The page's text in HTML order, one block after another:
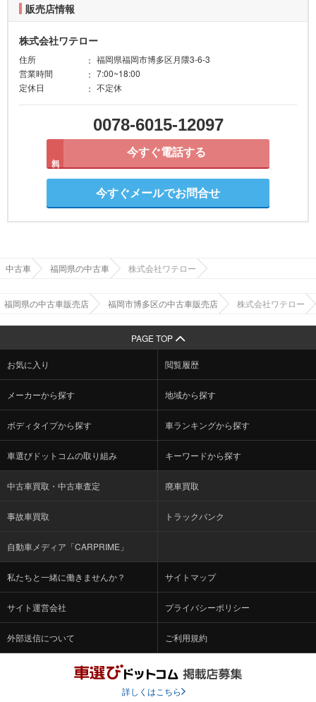
販売店情報
株式会社ワテロー
住所
福岡県福岡市博多区月隈3-6-3
営業時間
7:00~18:00
定休日
不定休
0078-6015-12097
今すぐ電話する
今すぐメールでお問合せ
中古車 福岡県の中古車 株式会社ワテロー
福岡県の中古車販売店 福岡市博多区の中古車販売店 株式会社ワテロー
PAGE TOP
お気に入り 閲覧履歴
メーカーから探す 地域から探す
ボディタイプから探す 車ランキングから探す
車選びドットコムの取り組み キーワードから探す
中古車買取・中古車査定 廃車買取
事故車買取 トラックバンク
自動車メディア「CARPRIME」
私たちと一緒に働きませんか？ サイトマップ
サイト運営会社 プライバシーポリシー
外部送信について ご利用規約
詳しくはこちら